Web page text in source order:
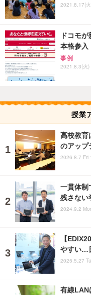
2021.8.17(
ドコモ
本格参入
事例
2021.8.3(火)
授業
高校教育
のアップ
2026.8.7 Fri
一貫体制
残さない
2024.9.2
【
やすい…
2025.5.27
有線LAN